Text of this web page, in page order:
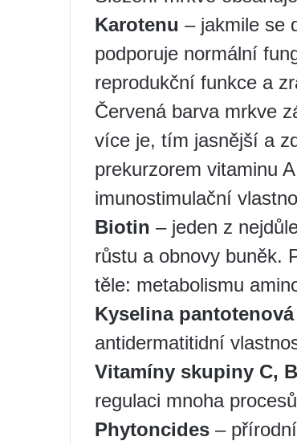
Karotenu – jakmile se
podporuje normální
reprodukční funkce a
Červená barva mrkve
více je, tím jasnější a
prekurzorem vitaminu
imunostimulační
Biotin – jeden z
růstu a obnovy buněk.
těle: metabolismu
Kyselina
antidermatitidní
Vitamíny skupiny C,
regulaci mnoha
Phytoncides –